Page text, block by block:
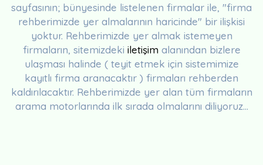
sayfasının; bünyesinde listelenen firmalar ile, "firma
rehberimizde yer almalarının haricinde" bir ilişkisi
yoktur. Rehberimizde yer almak istemeyen
firmaların, sitemizdeki iletişim alanından bizlere
ulaşması halinde ( teyit etmek için sistemimize
kayıtlı firma aranacaktır ) firmaları rehberden
kaldırılacaktır. Rehberimizde yer alan tüm firmaların
arama motorlarında ilk sırada olmalarını diliyoruz...